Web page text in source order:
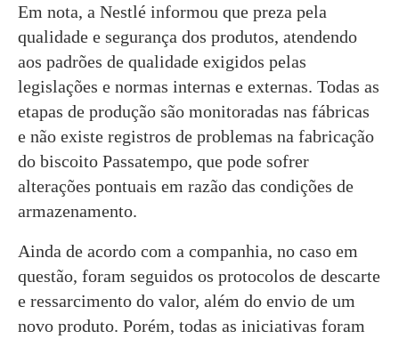
Em nota, a Nestlé informou que preza pela
qualidade e segurança dos produtos, atendendo
aos padrões de qualidade exigidos pelas
legislações e normas internas e externas. Todas as
etapas de produção são monitoradas nas fábricas
e não existe registros de problemas na fabricação
do biscoito Passatempo, que pode sofrer
alterações pontuais em razão das condições de
armazenamento.
Ainda de acordo com a companhia, no caso em
questão, foram seguidos os protocolos de descarte
e ressarcimento do valor, além do envio de um
novo produto. Porém, todas as iniciativas foram